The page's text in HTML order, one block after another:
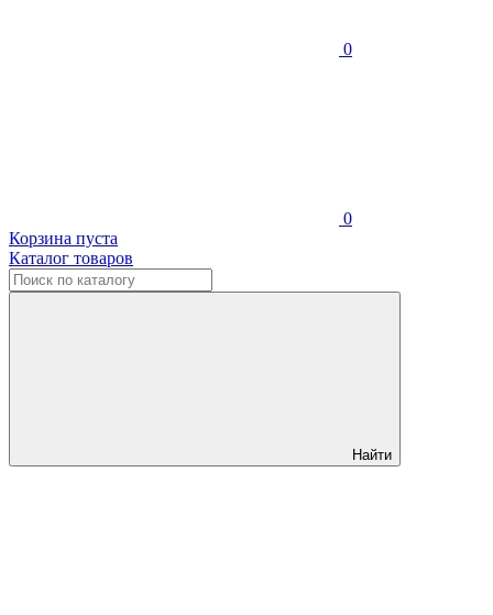
0
0
Корзина пуста
Каталог товаров
Найти